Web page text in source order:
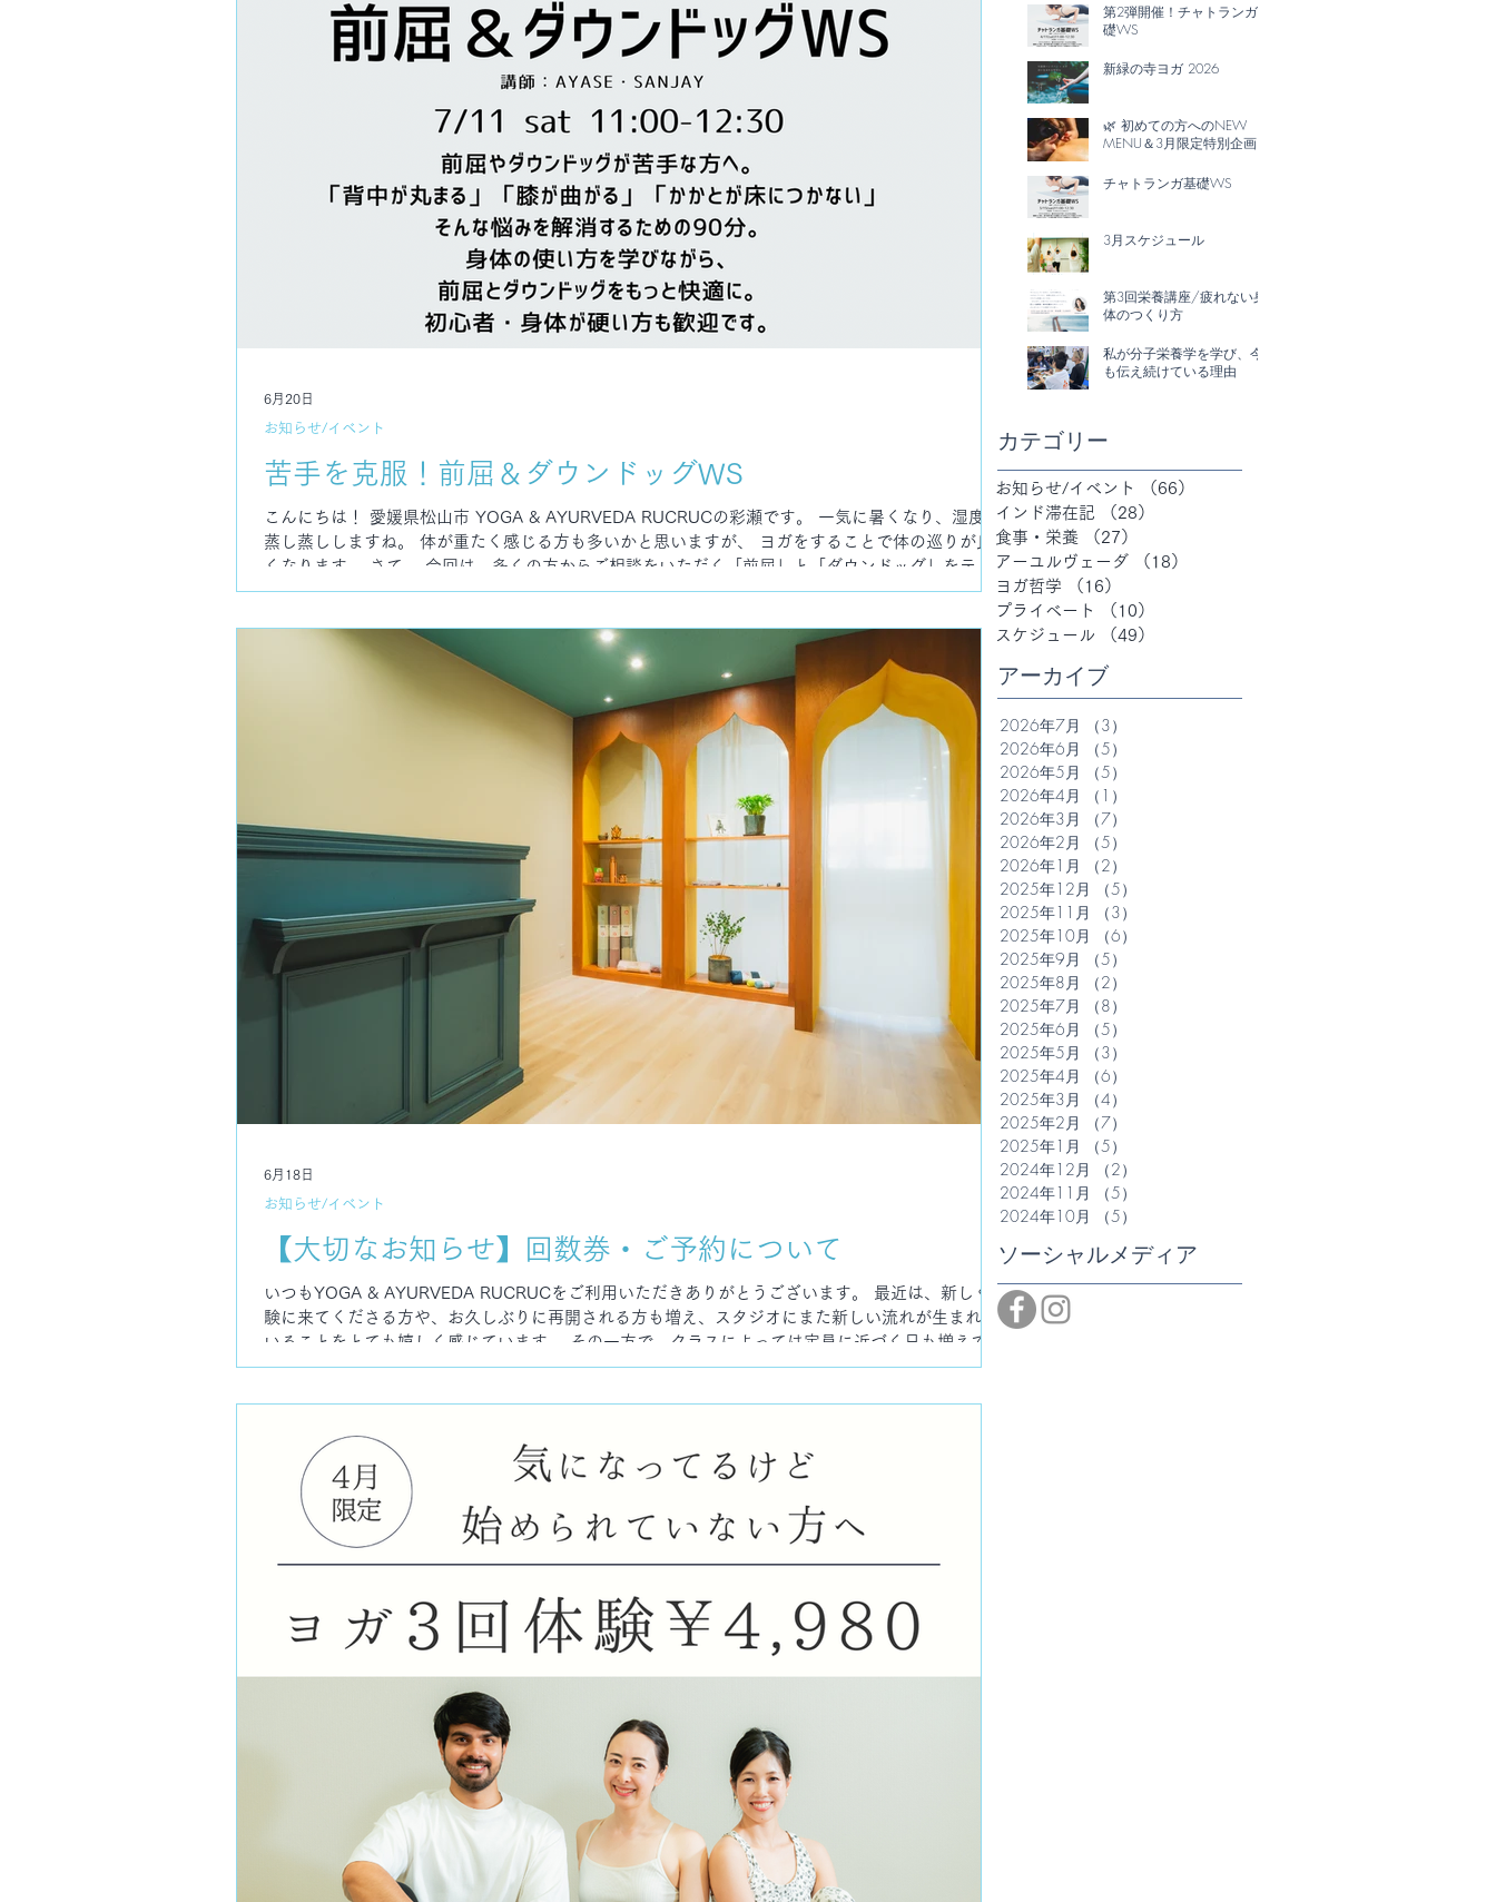
苦手を克服！前屈＆ダウンドッグWS
こんにちは！ 愛媛県松山市 YOGA & AYURVEDA RUCRUCの彩瀬です。 一気に暑くなり、湿度で
蒸し蒸ししますね。 体が重たく感じる方も多いかと思いますが、 ヨガをすることで体の巡りが良
くなります。 さて、 今回は、多くの方からご相談をいただく「前屈」と「ダウンドッグ」をテー
マにしたワークショップを開催します。 ヨガを始めたばかりの方はもちろん、長く続けている方で
ている」 そんなお悩みを感じたことはありませんか？ 実は、前屈やダウンドッグが難しく感じる
原因は、単純な柔軟性不足だけではありません。 身体の使い方や意識するポイントを知ることで、
無理なく変化を感じられることもあります。 今回のワークショップでは、前屈とダウンドッグをよ
り快適に行うための身体の使い方を、基礎から丁寧にお伝えしていきます。 ■ 苦手を克服！前屈
＆ダウンドッグWS レッスンの中で、 「前屈で背中が丸まる」 「ダウンドッグでかかとが床につか
お知らせ/イベント
6月20日
【大切なお知らせ】回数券・ご予約について
いつもYOGA & AYURVEDA RUCRUCをご利用いただきありがとうございます。 最近は、新しく体
験に来てくださる方や、お久しぶりに再開される方も増え、スタジオにまた新しい流れが生まれて
いることをとても嬉しく感じています。 その一方で、クラスによっては定員に近づく日も増えてき
ました。 今後も皆さまに気持ちよく通っていただくために、回数券の更新方法とご予約に関するル
いる理由 ルクルクでは、開業当初から少人数制のクラスを大切にしてきました。 それは、ただ人
数を制限したいからではありません。 お一人おひとりのお名前を覚えられること。 その日の体調
や変化に気づけること。 久しぶりに来られた時に、自然に声をかけられること。 クラスの前後
に、ちょっとした会話ができること。 そうした距離感を大切にしながら、ヨガをお伝えしたいと思
っているからです。 大人数のクラスには大人数の良
お知らせ/イベント
6月18日
第2弾開催！チャトランガ基
礎WS
新緑の寺ヨガ 2026
🌿 初めての方へのNEW
MENU＆3月限定特別企画
チャトランガ基礎WS
3月スケジュール
第3回栄養講座/疲れない身
体のつくり方
私が分子栄養学を学び、今
も伝え続けている理由
カテゴリー
お知らせ/イベント （66）
インド滞在記
（28）
食事・栄養
（27）
アーユルヴェーダ
（18）
ヨガ哲学
（16）
プライベート
（10）
スケジュール
（49）
アーカイブ
2026年7月 （3）
2026年6月
（5）
2026年5月
（5）
2026年4月
（1）
2026年3月
（7）
2026年2月
（5）
2026年1月
（2）
2025年12月
（5）
2025年11月
（3）
2025年10月
（6）
2025年9月
（5）
2025年8月
（2）
2025年7月
（8）
2025年6月
（5）
2025年5月
（3）
2025年4月
（6）
2025年3月
（4）
2025年2月
（7）
2025年1月
（5）
2024年12月
（2）
2024年11月
（5）
2024年10月
（5）
ソーシャルメディア